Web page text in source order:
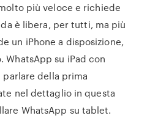
più veloce e richiede
è libera, per tutti, ma più
un iPhone a disposizione,
su iPad con
parlare della prima
nel dettaglio in questa
WhatsApp su tablet.